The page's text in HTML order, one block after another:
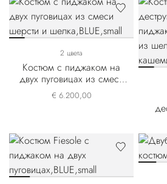
2 цвета
Костюм с пиджаком на
двух пуговицах из смеси
шерсти и шелка
€ 6.200,00